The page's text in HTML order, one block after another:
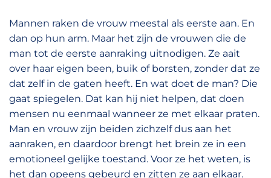
Mannen raken de vrouw meestal als eerste aan. En
dan op hun arm. Maar het zijn de vrouwen die de
man tot de eerste aanraking uitnodigen. Ze aait
over haar eigen been, buik of borsten, zonder dat ze
dat zelf in de gaten heeft. En wat doet de man? Die
gaat spiegelen. Dat kan hij niet helpen, dat doen
mensen nu eenmaal wanneer ze met elkaar praten.
Man en vrouw zijn beiden zichzelf dus aan het
aanraken, en daardoor brengt het brein ze in een
emotioneel gelijke toestand. Voor ze het weten, is
het dan opeens gebeurd en zitten ze aan elkaar.